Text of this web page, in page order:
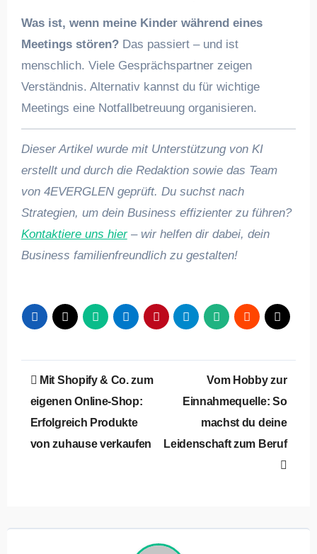
Was ist, wenn meine Kinder während eines
Meetings stören?Das passiert – und ist
menschlich. Viele Gesprächspartner zeigen
Verständnis. Alternativ kannst du für wichtige
Meetings eine Notfallbetreuung organisieren.
Dieser Artikel wurde mit Unterstützung von KI
erstellt und durch die Redaktion sowie das Team
von 4EVERGLEN geprüft. Du suchst nach
Strategien, um dein Business effizienter zu führen?
Kontaktiere uns hier– wir helfen dir dabei, dein
Business familienfreundlich zu gestalten!
Beitragsnavigation
Mit Shopify & Co. zum
eigenen Online-Shop:
Erfolgreich Produkte
von zuhause verkaufen
Vom Hobby zur
Einnahmequelle: So
machst du deine
Leidenschaft zum Beruf